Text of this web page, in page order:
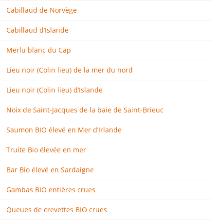
Cabillaud de Norvège
Cabillaud d’Islande
Merlu blanc du Cap
Lieu noir (Colin lieu) de la mer du nord
Lieu noir (Colin lieu) d’Islande
Noix de Saint-Jacques de la baie de Saint-Brieuc
Saumon BIO élevé en Mer d’Irlande
Truite Bio élevée en mer
Bar Bio élevé en Sardaigne
Gambas BIO entières crues
Queues de crevettes BIO crues